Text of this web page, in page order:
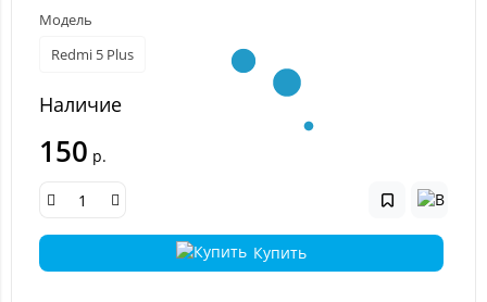
Модель
Redmi 5 Plus
Наличие
150 р.
Купить